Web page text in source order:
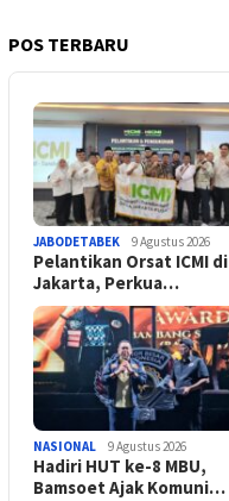
POS TERBARU
JABODETABEK 9 Agustus 2026
Pelantikan Orsat ICMI di
Jakarta, Perkua…
NASIONAL 9 Agustus 2026
Hadiri HUT ke-8 MBU,
Bamsoet Ajak Komuni…